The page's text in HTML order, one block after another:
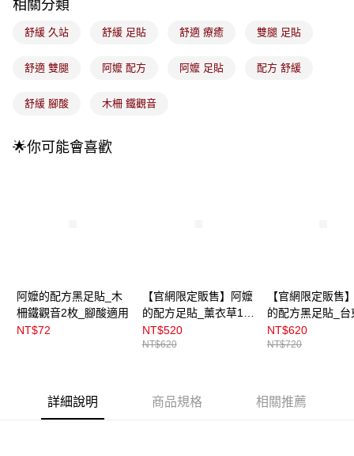
4.訂單成立30分鐘內，如未前往確認交易或遇審核未通過，訂單將自動取
【繳款方式說明】
醒簡訊。
付款後全家取貨
每筆NT$100，滿NT$899(含以上)免運費
每筆NT$100，滿NT$399(含以上)免運費
相關分類
舒緩 久站 舒緩 足貼 舒適 療癒 雙腿 足貼
舒適 雙腿 阿嬤 配方 阿嬤 足貼 配方 舒緩
舒緩 腳酸 木柵 鐵觀音
🌟你可能會喜歡
阿嬤的配方黑足貼_木
柵鐵觀音2枚_腳酸適用
NT$72
【官網限定販售】阿嬤
的配方足貼_薰衣草10
組(20枚)_腳酸適用
NT$520
NT$620
【官網限定販售
的配方黑足貼_台
烏龍10組(20枚)_
適用
NT$620
NT$720
詳細說明 商品規格 相關推薦